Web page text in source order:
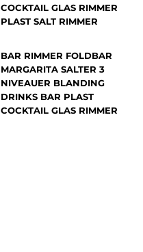
COCKTAIL GLAS RIMMER
PLAST SALT RIMMER
BAR RIMMER FOLDBAR
MARGARITA SALTER 3
NIVEAUER BLANDING
DRINKS BAR PLAST
COCKTAIL GLAS RIMMER